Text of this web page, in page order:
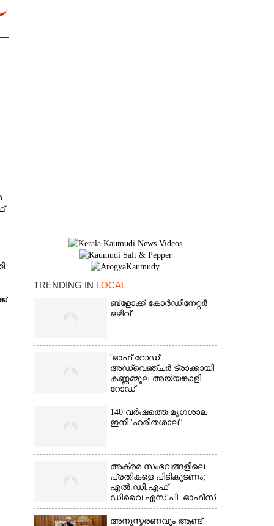
TRENDING IN LOCAL
ബ്‌ളോക്ക് കോർഡിനേറ്റർ
ഒഴിവ്
'ഓഫ് റോഡ്
അഡ്വെഞ്ചർ ട്രാക്കായി'
കണ്ണമ്മൂല-അയ്യങ്കാളി
റോഡ്
140 വർഷത്തെ മൃഗശാല
ഇനി 'ഹരിതശാല'!
അക്രമ സംഭവങ്ങളിലെ
പ്രതികളെ പിടികൂടണം;
എൽ.ഡി.എഫ്
ഡിവൈ.എസ്.പി. ഓഫീസ്
മാർച്ച്
അനുസ്മരണവും ആണ്ട്